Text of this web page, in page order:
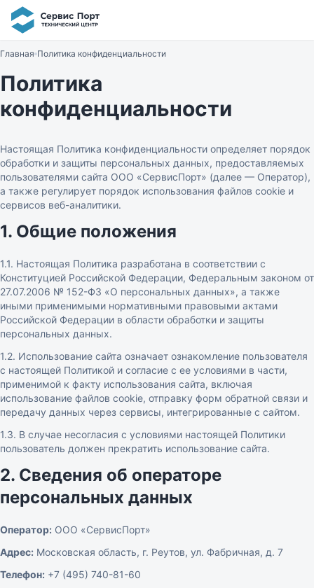
Главная Политика конфиденциальности
Политика
конфиденциальности
Настоящая Политика конфиденциальности определяет порядок
обработки и защиты персональных данных, предоставляемых
пользователями сайта ООО «СервисПорт» (далее — Оператор),
а также регулирует порядок использования файлов cookie и
сервисов веб-аналитики.
1. Общие положения
1.1. Настоящая Политика разработана в соответствии с
Конституцией Российской Федерации, Федеральным законом от
27.07.2006 № 152-ФЗ «О персональных данных», а также
иными применимыми нормативными правовыми актами
Российской Федерации в области обработки и защиты
персональных данных.
1.2. Использование сайта означает ознакомление пользователя
с настоящей Политикой и согласие с ее условиями в части,
применимой к факту использования сайта, включая
использование файлов cookie, отправку форм обратной связи и
передачу данных через сервисы, интегрированные с сайтом.
1.3. В случае несогласия с условиями настоящей Политики
пользователь должен прекратить использование сайта.
2. Сведения об операторе
персональных данных
Оператор: ООО «СервисПорт»
Адрес: Московская область, г. Реутов, ул. Фабричная, д. 7
Телефон: +7 (495) 740-81-60